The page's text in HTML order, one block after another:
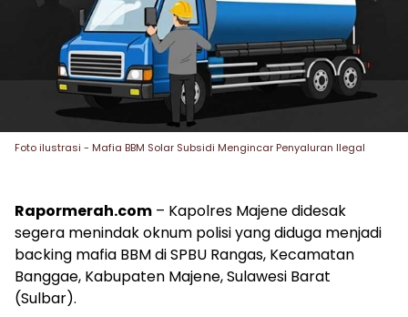
Foto ilustrasi - Mafia BBM Solar Subsidi Mengincar Penyaluran Ilegal
Rapormerah.com – Kapolres Majene didesak
segera menindak oknum polisi yang diduga menjadi
backing mafia BBM di SPBU Rangas, Kecamatan
Banggae, Kabupaten Majene, Sulawesi Barat
(Sulbar).